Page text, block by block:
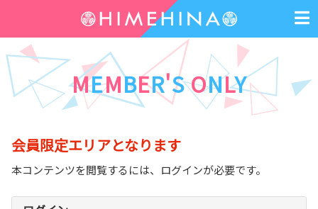
MEMBER'SONLY
会員限定エリアとなります
本コンテンツを閲覧するには、ログインが必要です。